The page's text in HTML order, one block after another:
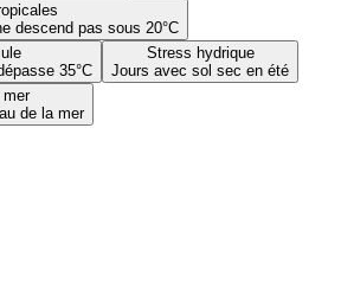
descend pas sous 20°C
35°C
Stress hydrique
Jours avec sol sec en été
de la mer